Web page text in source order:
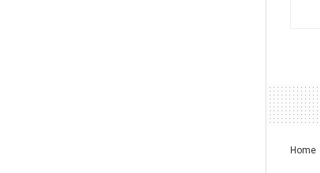
Home